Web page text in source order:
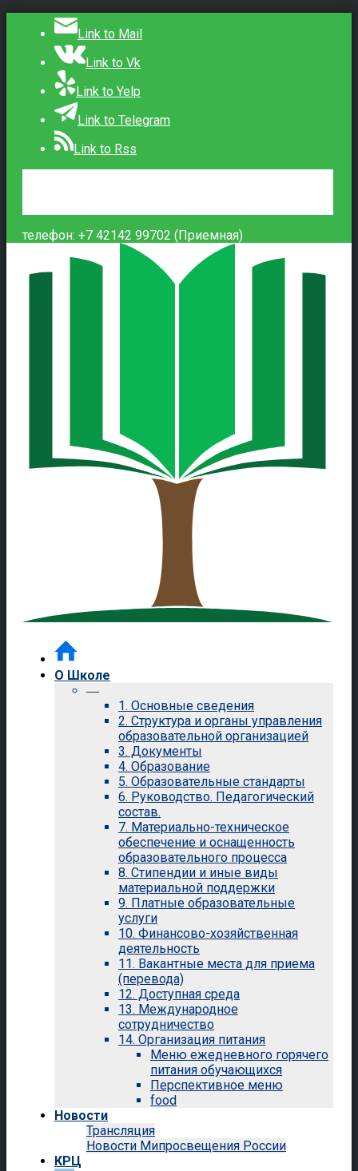
Link to Mail
Link to Vk
Link to Yelp
Link to Telegram
Link to Rss
телефон: +7 42142 99702 (Приемная)
О Школе
—
1. Основные сведения
2. Структура и органы управления
образовательной организацией
3. Документы
4. Образование
5. Образовательные стандарты
6. Руководство. Педагогический
состав.
7. Материально-техническое
обеспечение и оснащенность
образовательного процесса
8. Стипендии и иные виды
материальной поддержки
9. Платные образовательные
услуги
10. Финансово-хозяйственная
деятельность
11. Вакантные места для приема
(перевода)
12. Доступная среда
13. Международное
сотрудничество
14. Организация питания
Меню ежедневного горячего
питания обучающихся
Перспективное меню
food
Новости
Трансляция
Новости Мипросвещения России
КРЦ